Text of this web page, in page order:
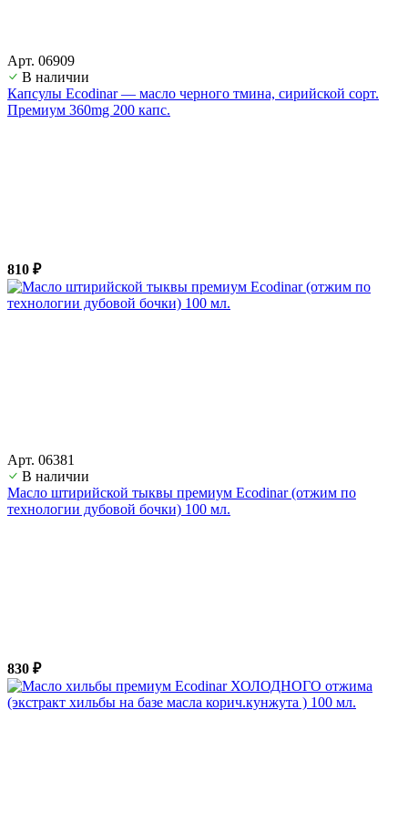
Арт. 06909
В наличии
Капсулы Ecodinar — масло черного тмина, сирийской сорт.
Премиум 360mg 200 капс.
810 ₽
Арт. 06381
В наличии
Масло штирийской тыквы премиум Ecodinar (отжим по
технологии дубовой бочки) 100 мл.
830 ₽